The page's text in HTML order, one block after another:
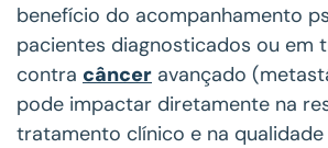
benefício do acompanhamento
pacientes diagnosticados ou em
contra câncer avançado
pode impactar diretamente na
tratamento clínico e na